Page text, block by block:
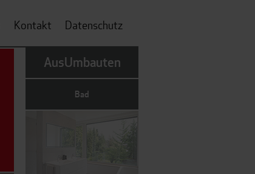
Kontakt Datenschutz
AusUmbauten
Bad